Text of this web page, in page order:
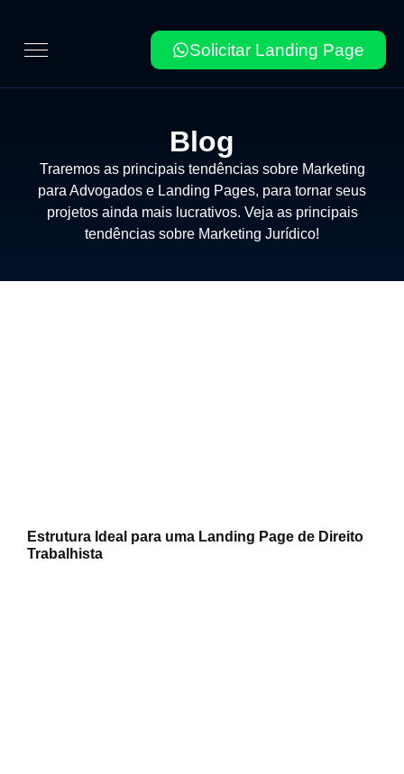
Solicitar Landing Page
Blog
Traremos as principais tendências sobre Marketing
para Advogados e Landing Pages, para tornar seus
projetos ainda mais lucrativos. Veja as principais
tendências sobre Marketing Jurídico!
Estrutura Ideal para uma Landing Page de Direito
Trabalhista